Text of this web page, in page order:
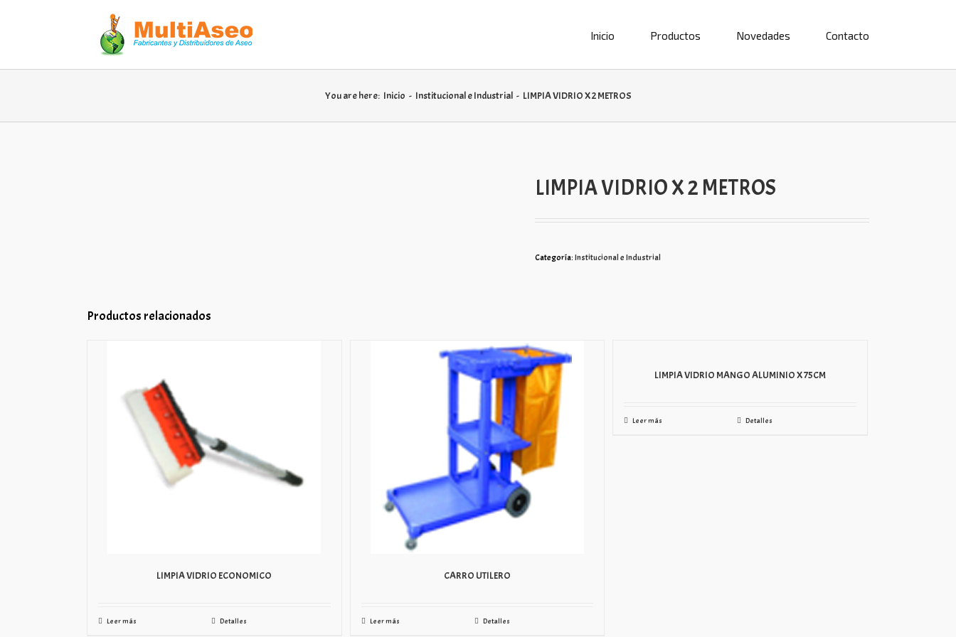
Inicio Productos Novedades Contacto
You are here: Inicio - Institucional e Industrial - LIMPIA VIDRIO X 2 METROS
LIMPIA VIDRIO X 2 METROS
Categoría:Institucional e Industrial
Productos relacionados
LIMPIA VIDRIO ECONOMICO
Leer más Detalles
CARRO UTILERO
Leer más Detalles
LIMPIA VIDRIO MANGO ALUMINIO X 75CM
Leer más Detalles